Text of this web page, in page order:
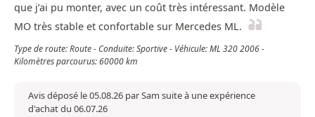
que j’ai pu monter, avec un coût très intéressant. Modèle
MO très stable et confortable sur Mercedes ML.
Type de route: Route - Conduite: Sportive - Véhicule: ML 320 2006 -
Kilomètres parcourus: 60000 km
Avis déposé le 05.08.26 par Sam suite à une expérience
d'achat du 06.07.26